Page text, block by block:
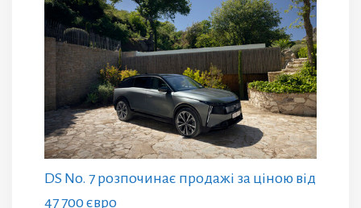
DS No. 7 розпочинає продажі за ціною від
47 700 євро